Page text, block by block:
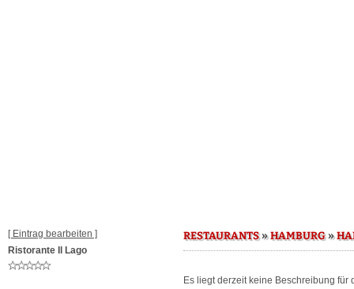
[ Eintrag bearbeiten ]
Ristorante Il Lago
RESTAURANTS»HAMBURG»
Es liegt derzeit keine Beschreibung für